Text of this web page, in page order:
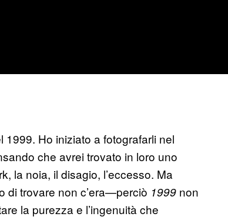
Ho iniziato a fotografarli nel
che avrei trovato in loro uno
la noia, il disagio, l’eccesso. Ma
di trovare non c’era—perciò 1999 non
la purezza e l’ingenuità che